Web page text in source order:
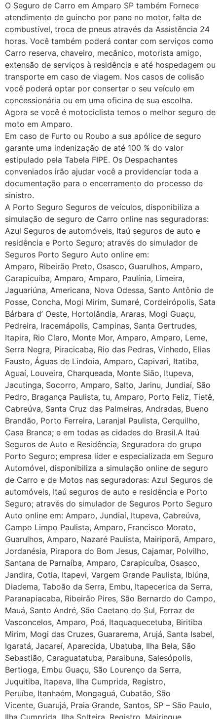
O Seguro de Carro em Amparo SP também Fornece
atendimento de guincho por pane no motor, falta de
combustível, troca de pneus através da Assistência 24
horas. Você também poderá contar com serviços como
Carro reserva, chaveiro, mecânico, motorista amigo,
extensão de serviços à residência e até hospedagem ou
transporte em caso de viagem. Nos casos de colisão
você poderá optar por consertar o seu veículo em
concessionária ou em uma oficina de sua escolha.
Agora se você é motociclista temos o melhor seguro de
moto em Amparo.
Em caso de Furto ou Roubo a sua apólice de seguro
garante uma indenização de até 100 % do valor
estipulado pela Tabela FIPE. Os Despachantes
conveniados irão ajudar você a providenciar toda a
documentação para o encerramento do processo de
sinistro.
A Porto Seguro Seguros de veículos, disponibiliza a
simulação de seguro de Carro online nas seguradoras:
Azul Seguros de automóveis, Itaú seguros de auto e
residência e Porto Seguro; através do simulador de
Seguros Porto Seguro Auto online em:
Amparo, Ribeirão Preto, Osasco, Guarulhos, Amparo,
Carapicuíba, Amparo, Amparo, Paulínia, Limeira,
Jaguariúna, Americana, Nova Odessa, Santo Antônio de
Posse, Concha, Mogi Mirim, Sumaré, Cordeirópolis, Sata
Bárbara d’ Oeste, Hortolândia, Araras, Mogi Guaçu,
Pedreira, Iracemápolis, Campinas, Santa Gertrudes,
Itapira, Rio Claro, Monte Mor, Amparo, Amparo, Leme,
Serra Negra, Piracicaba, Rio das Pedras, Vinhedo, Elias
Fausto, Águas de Lindoia, Amparo, Capivari, Itatiba,
Aguaí, Louveira, Charqueada, Monte Sião, Itupeva,
Jacutinga, Socorro, Amparo, Salto, Jarinu, Jundiaí, São
Pedro, Bragança Paulista, tu, Amparo, Porto Feliz, Tietê,
Cabreúva, Santa Cruz das Palmeiras, Andradas, Bueno
Brandão, Porto Ferreira, Laranjal Paulista, Cerquilho,
Casa Branca; e em todas as cidades do Brasil.A Itaú
Seguros de Auto e Residência, Seguradora do grupo
Porto Seguro; empresa líder e especializada em Seguro
Automóvel, disponibiliza a simulação online de seguro
de Carro e de Motos nas seguradoras: Azul Seguros de
automóveis, Itaú seguros de auto e residência e Porto
Seguro; através do simulador de Seguros Porto Seguro
Auto online em: Amparo, Jundiaí, Itupeva, Cabreúva,
Campo Limpo Paulista, Amparo, Francisco Morato,
Guarulhos, Amparo, Nazaré Paulista, Mairiporã, Amparo,
Jordanésia, Pirapora do Bom Jesus, Cajamar, Polvilho,
Santana de Parnaíba, Amparo, Carapicuíba, Osasco,
Jandira, Cotia, Itapevi, Vargem Grande Paulista, Ibiúna,
Diadema, Taboão da Serra, Embu, Itapecerica da Serra,
Paranapiacaba, Ribeirão Pires, São Bernardo do Campo,
Mauá, Santo André, São Caetano do Sul, Ferraz de
Vasconcelos, Amparo, Poá, Itaquaquecetuba, Biritiba
Mirim, Mogi das Cruzes, Guararema, Arujá, Santa Isabel,
Igaratá, Jacareí, Aparecida, Ubatuba, Ilha Bela, São
Sebastião, Caraguatatuba, Paraibuna, Salesópolis,
Bertioga, Embu Guaçu, São Lourenço da Serra,
Juquitiba, Itapeva, Ilha Cumprida, Registro,
Peruíbe, Itanhaém, Mongaguá, Cubatão, São
Vicente, Guarujá, Praia Grande, Santos, SP – São Paulo,
Ilha Cumprida, Ilha Solteira, Registro, Mairinque,